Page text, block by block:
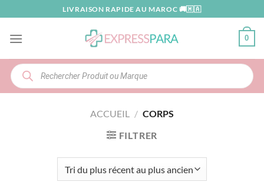
au
contenu
LIVRAISON RAPIDE AU MAROC 🚚🇲🇦
0
Recherche
de
produits
ACCUEIL / CORPS
FILTRER